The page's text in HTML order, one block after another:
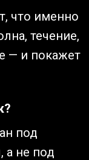
что именно
течение,
— и покажет
под
а не под